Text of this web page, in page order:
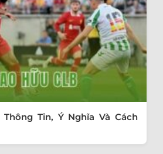
Tin, Ý Nghĩa Và Cách